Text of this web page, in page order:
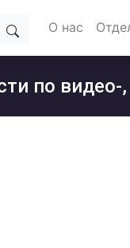
О нас
по